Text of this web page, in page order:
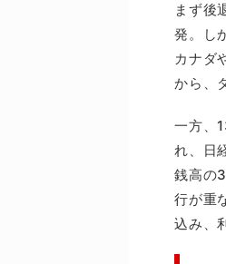
まず後
発。し
カナダ
から、
一方、
れ、日
銭高の
行が重
込み、